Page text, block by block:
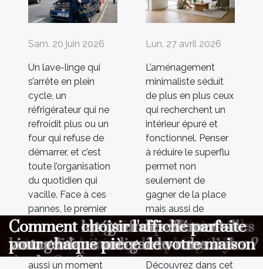
Dépannage express : quelles
informations transmettre au
premier contact ?
Sam. 20 juin 2026
Un lave-linge qui
s’arrête en plein
cycle, un
réfrigérateur qui ne
refroidit plus ou un
four qui refuse de
démarrer, et c’est
toute l’organisation
du quotidien qui
vacille. Face à ces
pannes, le premier
réflexe est souvent
d’appeler en
urgence, mais c’est
aussi un moment
Aménagement minimaliste :
pourquoi moins c’est parfois mieux
Lun. 27 avril 2026
L’aménagement
minimaliste séduit
de plus en plus ceux
qui recherchent un
intérieur épuré et
fonctionnel. Penser
à réduire le superflu
permet non
seulement de
gagner de la place
mais aussi de
favoriser un mode
de vie plus serein et
harmonieux.
Découvrez dans cet
Maximiser l'ambiance à votre
cérémonie avec un photobooth
Comment choisir le cadeau parfait
pour surprendre vos proches ?
Comment organiser une chasse au
trésor éducative pour enfants ?
Comment optimiser la longévité de
votre combinaison de plongée ?
Comment choisir un parfum
masculin qui complète votre style
de vie ?
Comment les gaufres reflètent-elles
les traditions culinaires mondiales ?
Comment intégrer des éléments
vintage dans une garde-robe
moderne ?
Comment choisir l'affiche parfaite
pour chaque pièce de votre maison